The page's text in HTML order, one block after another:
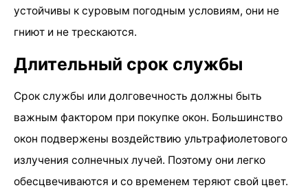
устойчивы к суровым погодным условиям, они не
гниют и не трескаются.
Длительный срок службы
Срок службы или долговечность должны быть
важным фактором при покупке окон. Большинство
окон подвержены воздействию ультрафиолетового
излучения солнечных лучей. Поэтому они легко
обесцвечиваются и со временем теряют свой цвет.